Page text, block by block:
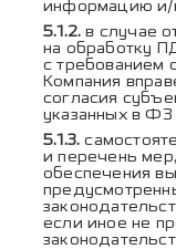
информацию
в случае
на обработку
с требованием
Компания
согласия
указанных в
и перечень
обеспечения
если иное не